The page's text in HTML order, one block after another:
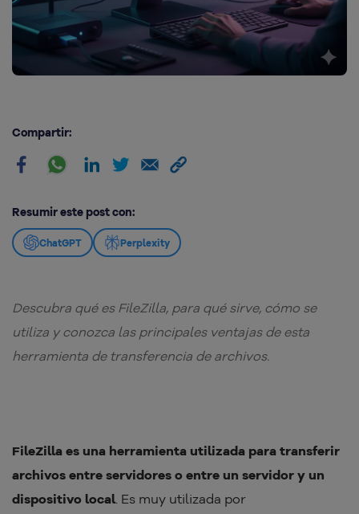
Compartir:
Resumir este post con:
ChatGPT Perplexity
Descubra qué es FileZilla, para qué sirve, cómo se
utiliza y conozca las principales ventajas de esta
herramienta de transferencia de archivos.
FileZilla es una herramienta utilizada para transferir
archivos entre servidores o entre un servidor y un
dispositivo local. Es muy utilizada por